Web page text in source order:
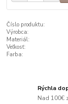
Číslo produktu:
Výrobca:
Materiál:
Veľkosť:
Farba:
Rýchla
Nad 100€